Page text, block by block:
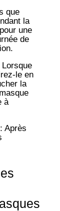
que
la
une
de
Lorsque
le en
la
à
: Après